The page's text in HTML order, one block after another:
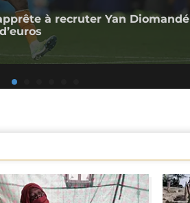
à recruter Yan Diomandé